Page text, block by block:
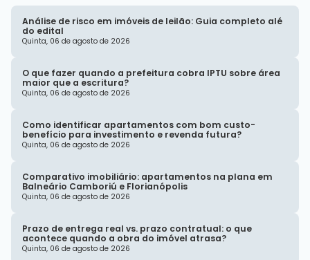
Análise de risco em imóveis de leilão: Guia completo alé
do edital
Quinta, 06 de agosto de 2026
O que fazer quando a prefeitura cobra IPTU sobre área
maior que a escritura?
Quinta, 06 de agosto de 2026
Como identificar apartamentos com bom custo-
benefício para investimento e revenda futura?
Quinta, 06 de agosto de 2026
Comparativo imobiliário: apartamentos na plana em
Balneário Camboriú e Florianópolis
Quinta, 06 de agosto de 2026
Prazo de entrega real vs. prazo contratual: o que
acontece quando a obra do imóvel atrasa?
Quinta, 06 de agosto de 2026